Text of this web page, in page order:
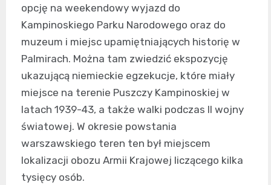
opcję na weekendowy wyjazd do
Kampinoskiego Parku Narodowego oraz do
muzeum i miejsc upamiętniających historię w
Palmirach. Można tam zwiedzić ekspozycję
ukazującą niemieckie egzekucje, które miały
miejsce na terenie Puszczy Kampinoskiej w
latach 1939-43, a także walki podczas II wojny
światowej. W okresie powstania
warszawskiego teren ten był miejscem
lokalizacji obozu Armii Krajowej liczącego kilka
tysięcy osób.